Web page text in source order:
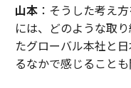
山本：そうした考え
には、どのような取
たグローバル本社と
るなかで感じること